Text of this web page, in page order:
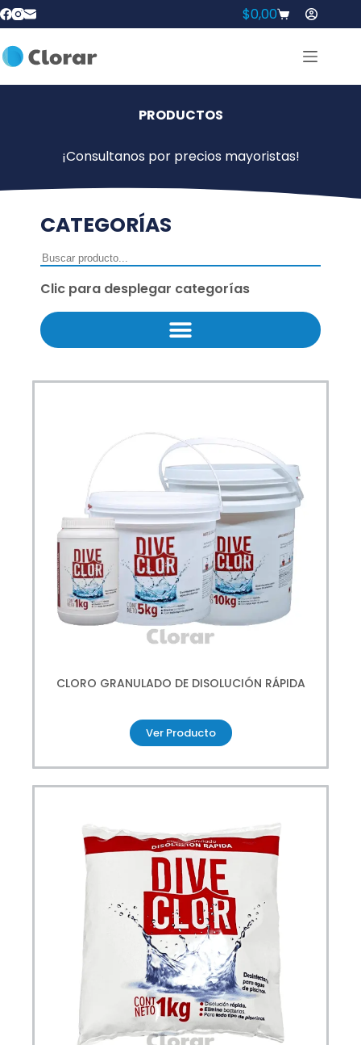
$0,00
PRODUCTOS
¡Consultanos por precios mayoristas!
CATEGORÍAS
Clic para desplegar categorías
CLORO GRANULADO DE DISOLUCIÓN RÁPIDA
Ver Producto